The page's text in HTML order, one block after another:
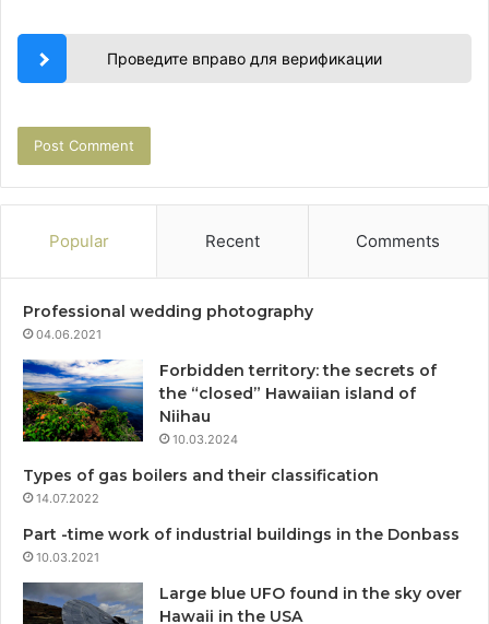
Проведите вправо для верификации
Popular Recent Comments
Professional wedding photography
04.06.2021
Forbidden territory: the secrets of
the “closed” Hawaiian island of
Niihau
10.03.2024
Types of gas boilers and their classification
14.07.2022
Part -time work of industrial buildings in the Donbass
10.03.2021
Large blue UFO found in the sky over
Hawaii in the USA